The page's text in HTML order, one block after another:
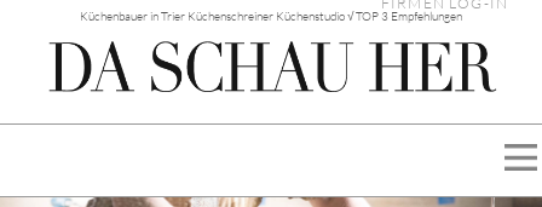
Küchenbauer in Trier Küchenschreiner Küchenstudio √ TOP 3 Empfehlungen